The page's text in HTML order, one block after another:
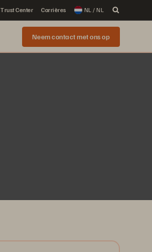
Trust Center Carrières NL / NL
Neem contact met ons op